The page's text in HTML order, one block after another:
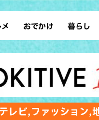
ン 沖縄そば
ウト カフェ
和食・日本
理 アジア・エス
おでかけ
デート
散歩
歴史
暮らし
レシピ
ファッショ
沖縄移住
レビ,ファッション,